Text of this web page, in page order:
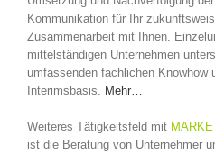
Kommunikation für Ihr
Zusammenarbeit mit Ihnen.
mittelständigen Unternehmen
umfassenden fachlichen Knowhow
Interimsbasis. Mehr…
Weiteres Tätigkeitsfeld mit
ist die Beratung von Unternehmer